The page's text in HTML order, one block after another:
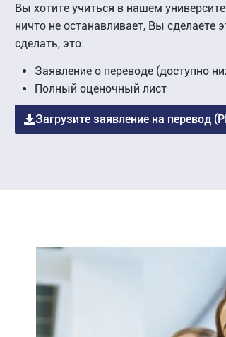
Вы хотите учиться в нашем
ничто не останавливает, Вы сделаете
сделать, это:
Заявление о переводе (доступно
Полный оценочный лист
Загрузите заявление на перевод